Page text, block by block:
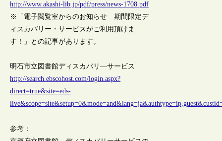
http://www.akashi-lib.jp/pdf/press/news-1708.pdf
※「電子閲覧室からのお知らせ 期間限定デ
ィスカバリー・サービスがご利用頂けま
す！」との記事があります。
明石市立図書館ディスカバリ―サービス
http://search.ebscohost.com/login.aspx?
direct=true&site=eds-
参考：